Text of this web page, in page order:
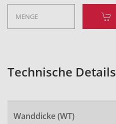
Technische Details
Wanddicke (WT)